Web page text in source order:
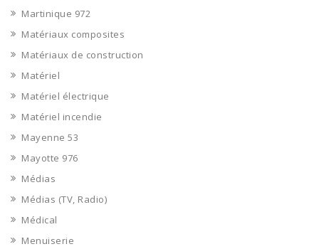
Martinique 972
Matériaux composites
Matériaux de construction
Matériel
Matériel électrique
Matériel incendie
Mayenne 53
Mayotte 976
Médias
Médias (TV, Radio)
Médical
Menuiserie